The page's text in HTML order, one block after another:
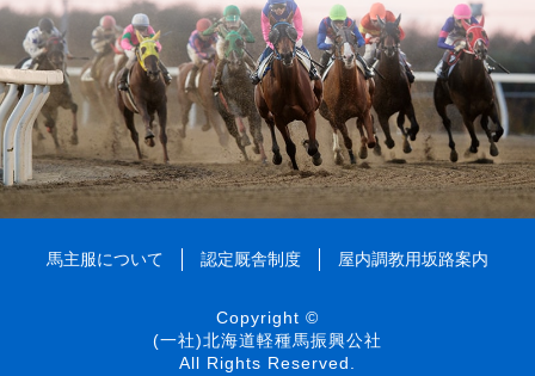
馬主服について 認定厩舎制度 屋内調教用坂路案内
Copyright ©
(一社)北海道軽種馬振興公社
All Rights Reserved.